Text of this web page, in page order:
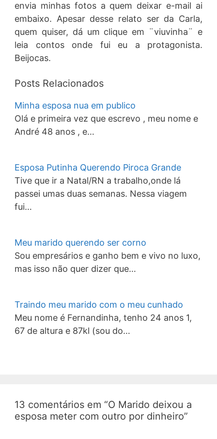
envia minhas fotos a quem deixar e-mail ai
embaixo. Apesar desse relato ser da Carla,
quem quiser, dá um clique em ¨viuvinha¨ e
leia contos onde fui eu a protagonista.
Beijocas.
Posts Relacionados
Minha esposa nua em publico
Olá e primeira vez que escrevo , meu nome e
André 48 anos , e…
Esposa Putinha Querendo Piroca Grande
Tive que ir a Natal/RN a trabalho,onde lá
passei umas duas semanas. Nessa viagem
fui…
Meu marido querendo ser corno
Sou empresários e ganho bem e vivo no luxo,
mas isso não quer dizer que…
Traindo meu marido com o meu cunhado
Meu nome é Fernandinha, tenho 24 anos 1,
67 de altura e 87kl (sou do…
13 comentários em “O Marido deixou a
esposa meter com outro por dinheiro”